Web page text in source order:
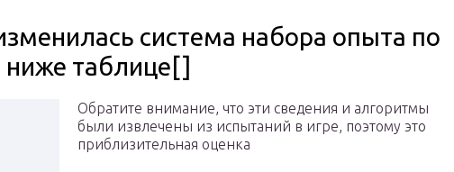
система набора опыта по
таблице[]
Обратите внимание, что эти сведения и алгоритмы
были извлечены из испытаний в игре, поэтому это
приблизительная оценка